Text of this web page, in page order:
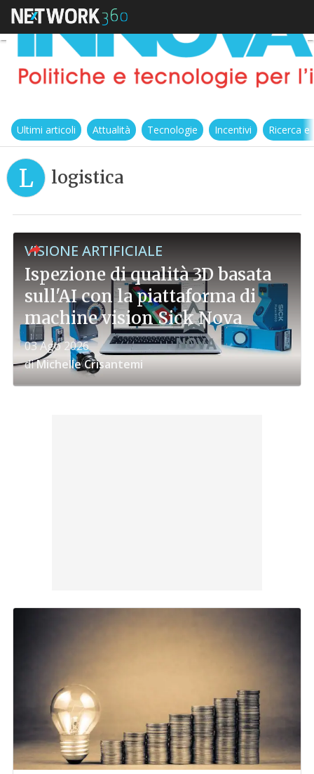
Ultimi articoli Attualità Tecnologie Incentivi Ricerca
L logistica
VISIONE ARTIFICIALE
Ispezione di qualità 3D basata
sull'AI con la piattaforma di
machine vision Sick Nova
03 Ago 2026
diMichelle Crisantemi